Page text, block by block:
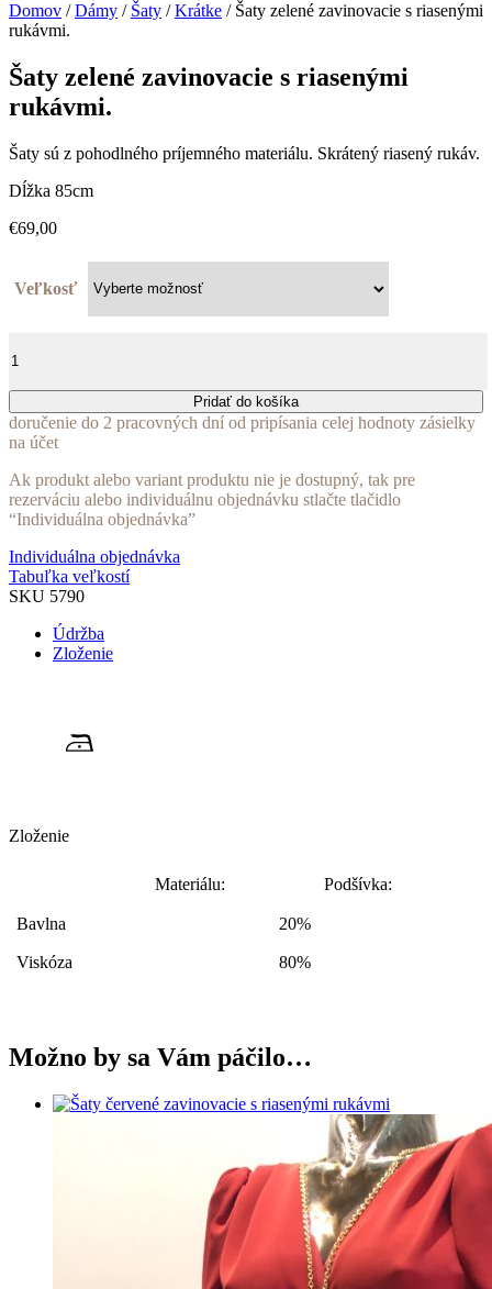
Domov /Dámy / Šaty /Krátke / Šaty zelené zavinovacie s riasenými
rukávmi.
Šaty zelené zavinovacie s riasenými
rukávmi.
Šaty sú z pohodlného príjemného materiálu. Skrátený riasený rukáv.
Dĺžka 85cm
€69,00
Veľkosť
Šaty
s
riasenými
Pridať do košíka
doručenie do 2 pracovných dní od pripísania celej hodnoty zásielky
na účet
Ak produkt alebo variant produktu nie je dostupný, tak pre
rezerváciu alebo individuálnu objednávku stlačte tlačidlo
“Individuálna objednávka”
Individuálna objednávka
Tabuľka veľkostí
SKU 5790
Údržba
Zloženie
Zloženie
Materiálu: Podšívka:
Bavlna 20%
Viskóza 80%
Možno by sa Vám páčilo…